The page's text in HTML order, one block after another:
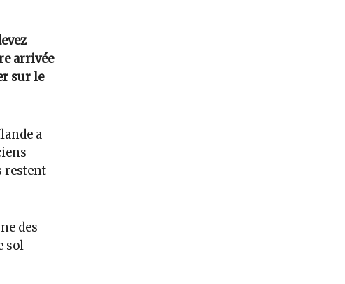
arrivée
sur le
a
restent
des
sol